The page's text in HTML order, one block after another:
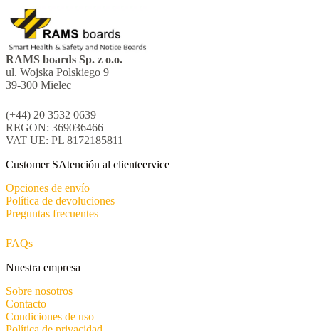
RAMS boards Sp. z o.o.
ul. Wojska Polskiego 9
39-300 Mielec
(+44) 20 3532 0639
REGON: 369036466
VAT UE: PL 8172185811
Customer SAtención al clienteervice
Opciones de envío
Política de devoluciones
Preguntas frecuentes
FAQs
Nuestra empresa
Sobre nosotros
Contacto
Condiciones de uso